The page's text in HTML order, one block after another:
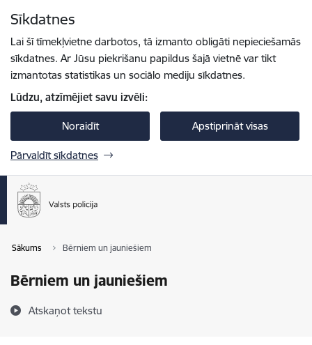
Sīkdatnes
Lai šī tīmekļvietne darbotos, tā izmanto obligāti nepieciešamās
sīkdatnes. Ar Jūsu piekrišanu papildus šajā vietnē var tikt
izmantotas statistikas un sociālo mediju sīkdatnes.
Lūdzu, atzīmējiet savu izvēli:
Noraidīt Apstiprināt visas
Pārvaldīt sīkdatnes
Sākums Bērniem un jauniešiem
Bērniem un jauniešiem
Atskaņot tekstu